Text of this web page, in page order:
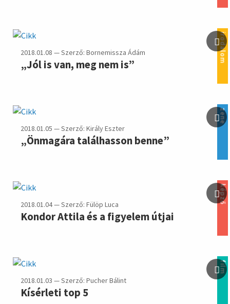
irodalom
2018.01.08 — Szerző: Bornemissza Ádám
„Jól is van, meg nem is”
zene
2018.01.05 — Szerző: Király Eszter
„Önmagára találhasson benne”
képző
2018.01.04 — Szerző: Fülöp Luca
Kondor Attila és a figyelem útjai
film
2018.01.03 — Szerző: Pucher Bálint
Kísérleti top 5